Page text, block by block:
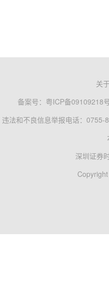
关
备案号： 粤ICP备09109218
违法和不良信息举报电话：0755-
深圳证券